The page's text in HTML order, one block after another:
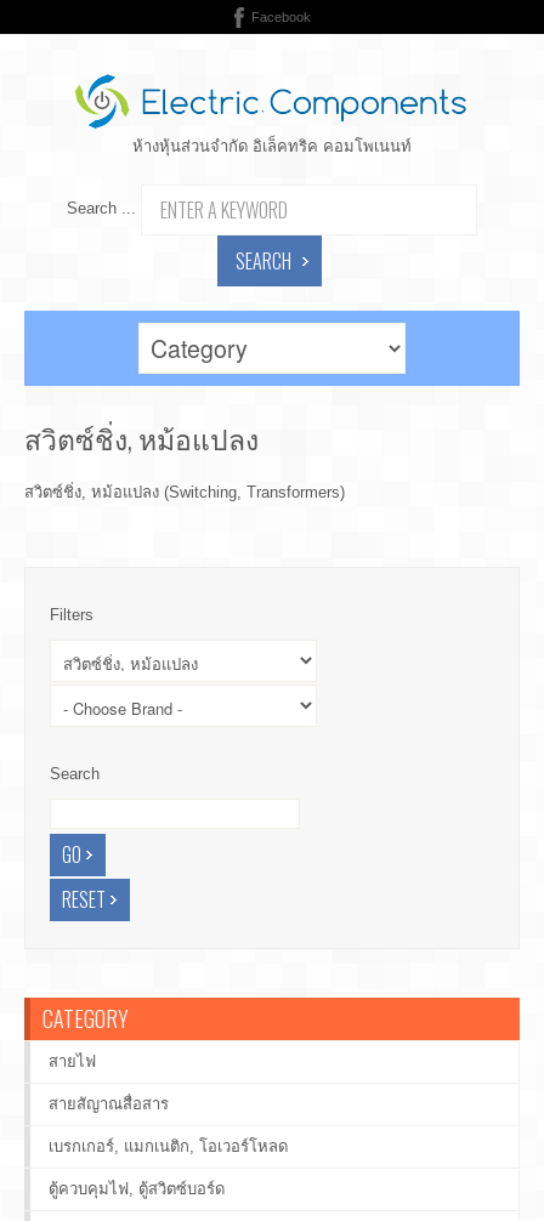
Facebook
ห้างหุ้นส่วนจำกัด อิเล็คทริค คอมโพเนนท์
Search ...
SEARCH
สวิตซ์ชิ่ง, หม้อแปลง
สวิตซ์ชิ่ง, หม้อแปลง (Switching, Transformers)
Filters
Search
CATEGORY
สายไฟ
สายสัญาณสื่อสาร
เบรกเกอร์, แมกเนติก, โอเวอร์โหลด
ตู้ควบคุมไฟ, ตู้สวิตซ์บอร์ด